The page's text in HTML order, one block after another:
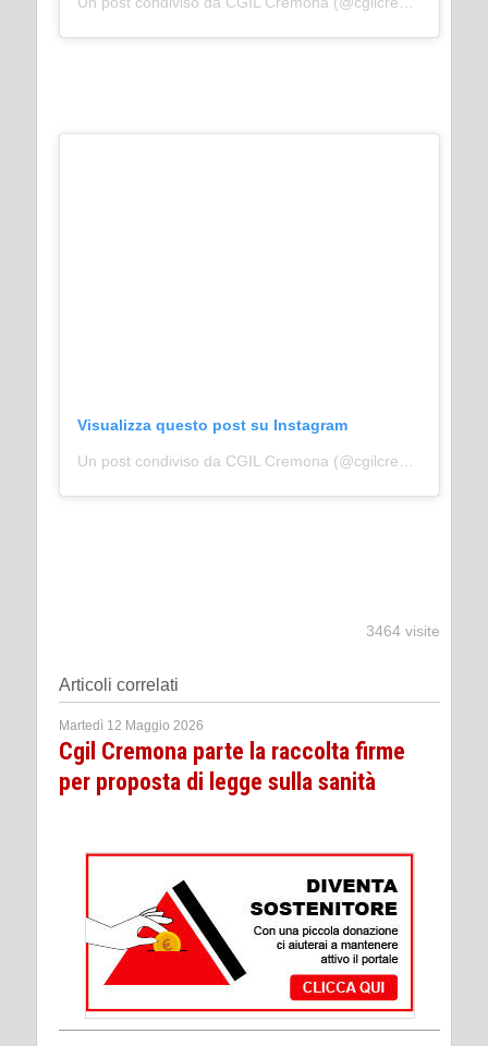
Visualizza questo post su Instagram
3464 visite
Articoli correlati
Martedì 12 Maggio 2026
Cgil Cremona parte la raccolta firme
per proposta di legge sulla sanità